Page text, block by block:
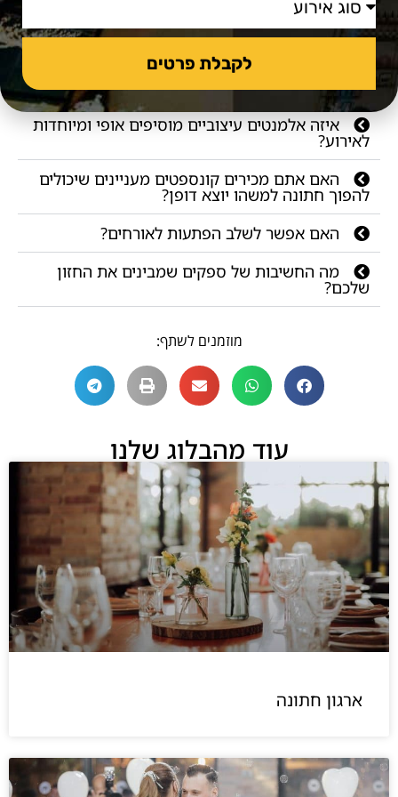
איך מתחילים - מה הצעד הראשון לתכנון אירוע
כזה?
כיצד גרייס עוזרת להפוך את החתונה לבלתי
נשכחת עבור האורחים?
איזה אלמנטים עיצוביים מוסיפים אופי ומיוחדות
לאירוע?
האם אתם מכירים קונספטים מעניינים שיכולים
להפוך חתונה למשהו יוצא דופן?
האם אפשר לשלב הפתעות לאורחים?
מה החשיבות של ספקים שמבינים את החזון
שלכם?
מוזמנים לשתף:
עוד מהבלוג שלנו
ארגון חתונה
לקבלת פרטים